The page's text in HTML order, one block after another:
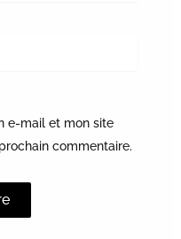
e-mail et mon site
commentaire.